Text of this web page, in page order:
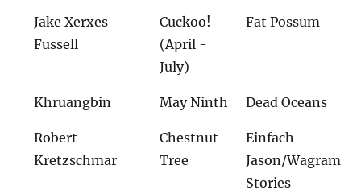
Jake Xerxes
Fussell
Cuckoo!
(April -
July)
Fat Possum
Khruangbin May Ninth Dead Oceans
Robert
Kretzschmar
Chestnut
Tree
Einfach
Jason/Wagram
Stories